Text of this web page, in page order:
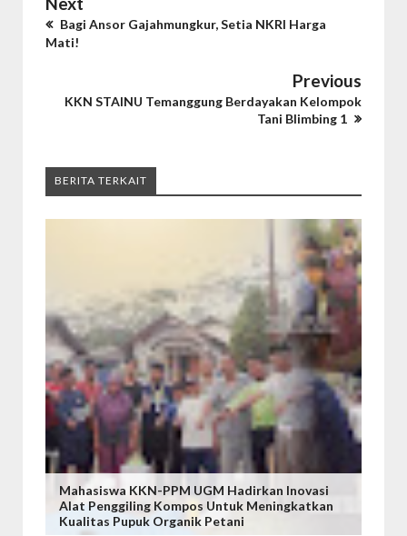
Bagi Ansor Gajahmungkur, Setia NKRI Harga
Mati!
Previous
KKN STAINU Temanggung Berdayakan Kelompok
Tani Blimbing 1
BERITA TERKAIT
Mahasiswa KKN-PPM UGM Hadirkan Inovasi
Alat Penggiling Kompos Untuk Meningkatkan
Kualitas Pupuk Organik Petani